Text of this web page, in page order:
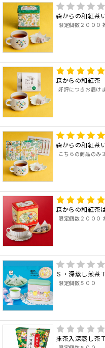
森からの和紅茶
限定個数２０００
森からの和紅
好評につきお届け
森からの和紅茶
こちらの商品のみ
森からの和紅茶
限定個数２０００
Ｓ・深蒸し煎茶
限定個数５００
抹茶入深蒸し茶